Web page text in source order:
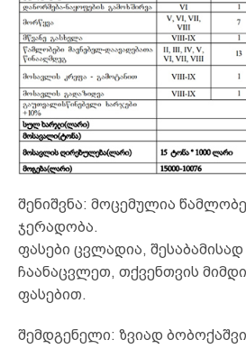
შენიშვნა: მოცემულია
ჯერადობა.
ფასები ცვლადია,
ჩაანაცვლეთ, თქვენთვის
ფასებით.
შემდგენელი: ზვიად